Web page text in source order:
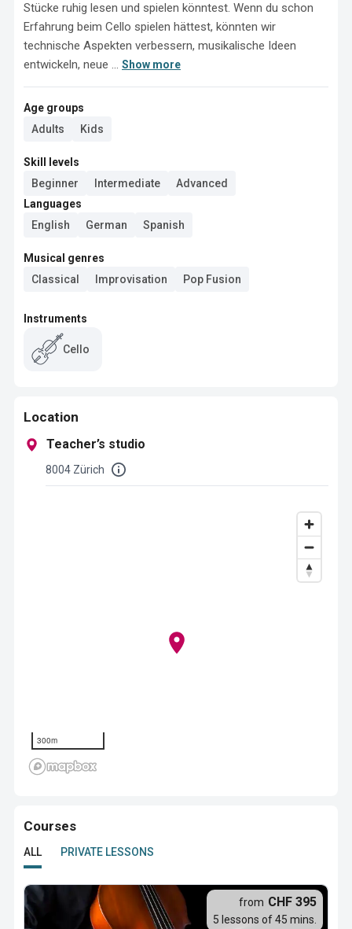
Stücke ruhig lesen und spielen könntest. Wenn du schon
Erfahrung beim Cello spielen hättest, könnten wir
technische Aspekten verbessern, musikalische Ideen
entwickeln, neue ... Show more
Age groups
Adults
Kids
Skill levels
Beginner
Intermediate
Advanced
Languages
English
German Spanish
Musical genres
Classical
Improvisation Pop Fusion
Instruments
Cello
Location
Teacher’s studio
8004 Zürich
300m
Courses
ALL PRIVATE LESSONS
from CHF 395
5 lessons of 45 mins.